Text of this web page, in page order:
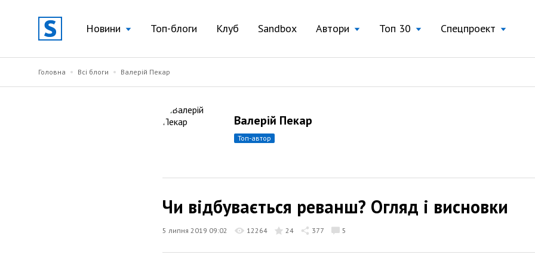
Новини Топ-блоги Клуб Sandbox Автори Топ 30 Спецпроект
Головна Всі блоги Валерій Пекар
Валерій Пекар
топ-автор
Чи відбувається реванш? Огляд і висновки
5 липня 2019 09:02 12264 24 377 5